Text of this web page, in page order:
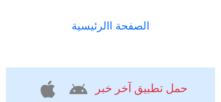
الصفحة االرئيسية
حمل تطبيق آخر خبر